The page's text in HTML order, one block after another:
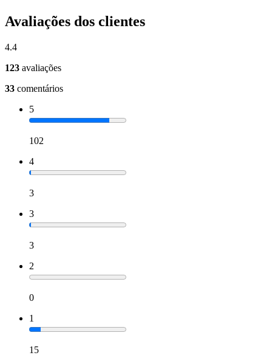
Avaliações dos clientes
4.4
123 avaliações
33 comentários
5
102
4
3
3
3
2
0
1
15